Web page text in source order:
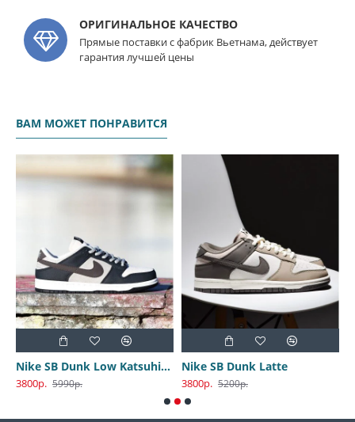
ОРИГИНАЛЬНОЕ КАЧЕСТВО
Прямые поставки с фабрик Вьетнама, действует
гарантия лучшей цены
ВАМ МОЖЕТ ПОНРАВИТСЯ
Nike SB Dunk Low Katsuhiro Otomo
3800р. 5990р.
Nike SB Dunk Latte
3800р. 5200р.